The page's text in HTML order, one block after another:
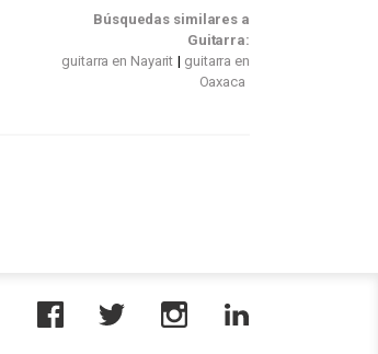
Búsquedas similares a
Guitarra:
guitarra en Nayarit
guitarra en
Oaxaca